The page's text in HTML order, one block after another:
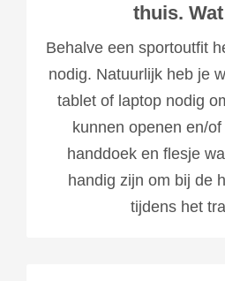
thuis.
Behalve een sportoutfit
nodig. Natuurlijk heb je
tablet of laptop nodig
kunnen openen en/
handdoek en flesje
handig zijn om bij de
tijdens het